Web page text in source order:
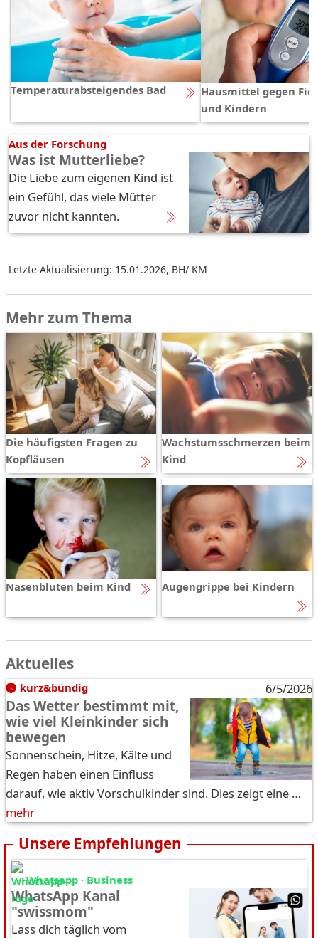
Temperaturabsteigendes Bad
Hausmittel gegen
und Kindern
Aus der Forschung
Was ist Mutterliebe?
Die Liebe zum eigenen Kind ist
ein Gefühl, das viele Mütter
zuvor nicht kannten.
Letzte Aktualisierung: 15.01.2026, BH/ KM
Mehr zum Thema
Die häufigsten Fragen zu
Kopfläusen
Wachstumsschmerzen beim
Kind
Nasenbluten beim Kind Augengrippe bei Kindern
Aktuelles
kurz&bündig 6/5/2026
Das Wetter bestimmt mit,
wie viel Kleinkinder sich
bewegen
Sonnenschein, Hitze, Kälte und
Regen haben einen Einfluss
darauf, wie aktiv Vorschulkinder sind. Dies zeigt eine …
mehr
Unsere Empfehlungen
Whatsapp · Business
WhatsApp Kanal
"swissmom"
Lass dich täglich vom